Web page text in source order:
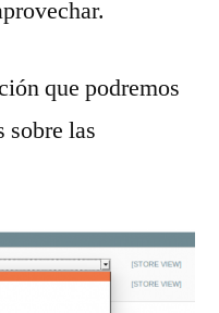
que podremos
sobre las